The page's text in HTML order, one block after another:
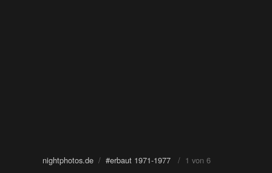
nightphotos.de/ #erbaut 1971-1977/ 1 von 6